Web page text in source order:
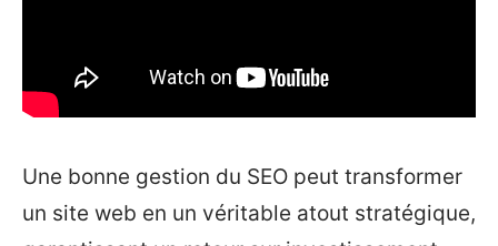
Une bonne gestion du SEO peut transformer
un site web en un véritable atout stratégique,